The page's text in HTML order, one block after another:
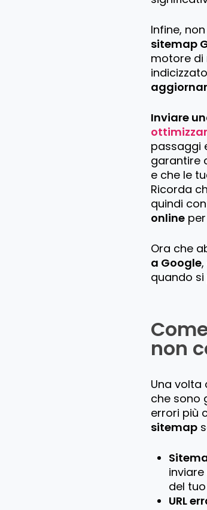
Infine,
sitemap
motore di
Inviare
passaggi
garantire
e che le
Ricorda
quindi
online
Ora che
a Google
quando
non
Una volta
che sono
errori più
sitemap
del
URL